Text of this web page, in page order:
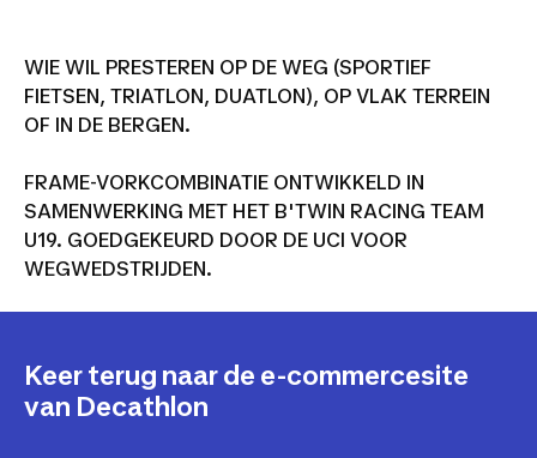
WIE WIL PRESTEREN OP DE WEG (SPORTIEF
FIETSEN, TRIATLON, DUATLON), OP VLAK TERREIN
OF IN DE BERGEN.
FRAME-VORKCOMBINATIE ONTWIKKELD IN
SAMENWERKING MET HET B'TWIN RACING TEAM
U19. GOEDGEKEURD DOOR DE UCI VOOR
WEGWEDSTRIJDEN.
Keer terug naar de e-commercesite
van Decathlon